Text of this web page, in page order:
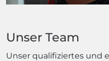
Unser Team
Unser qualifiziertes und